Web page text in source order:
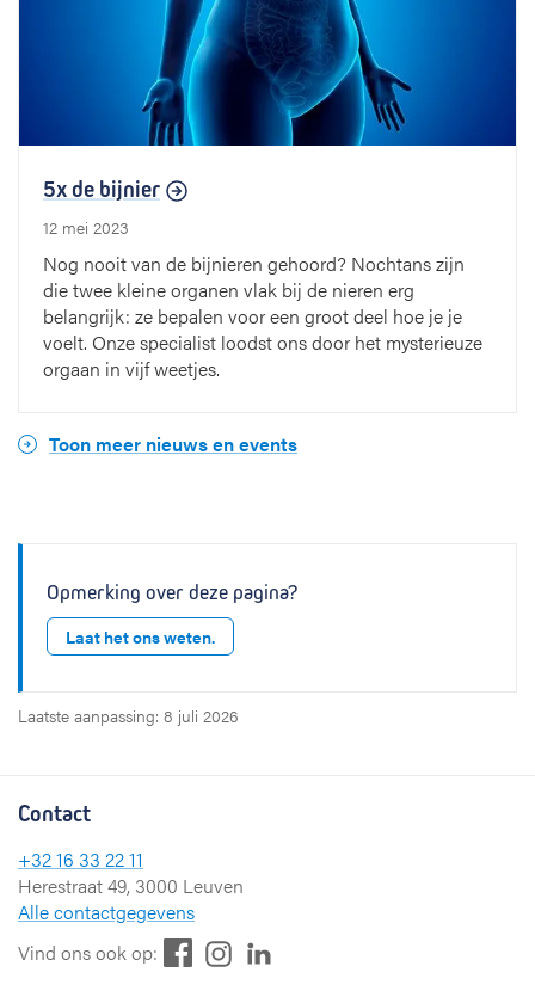
5x de bijnier
12 mei 2023
Nog nooit van de bijnieren gehoord? Nochtans zijn
die twee kleine organen vlak bij de nieren erg
belangrijk: ze bepalen voor een groot deel hoe je je
voelt. Onze specialist loodst ons door het mysterieuze
orgaan in vijf weetjes.
Toon meer nieuws en events
Opmerking over deze pagina?
Laat het ons weten.
Laatste aanpassing: 8 juli 2026
Contact
+32 16 33 22 11
Herestraat 49, 3000 Leuven
Alle contactgegevens
Vind ons ook op: